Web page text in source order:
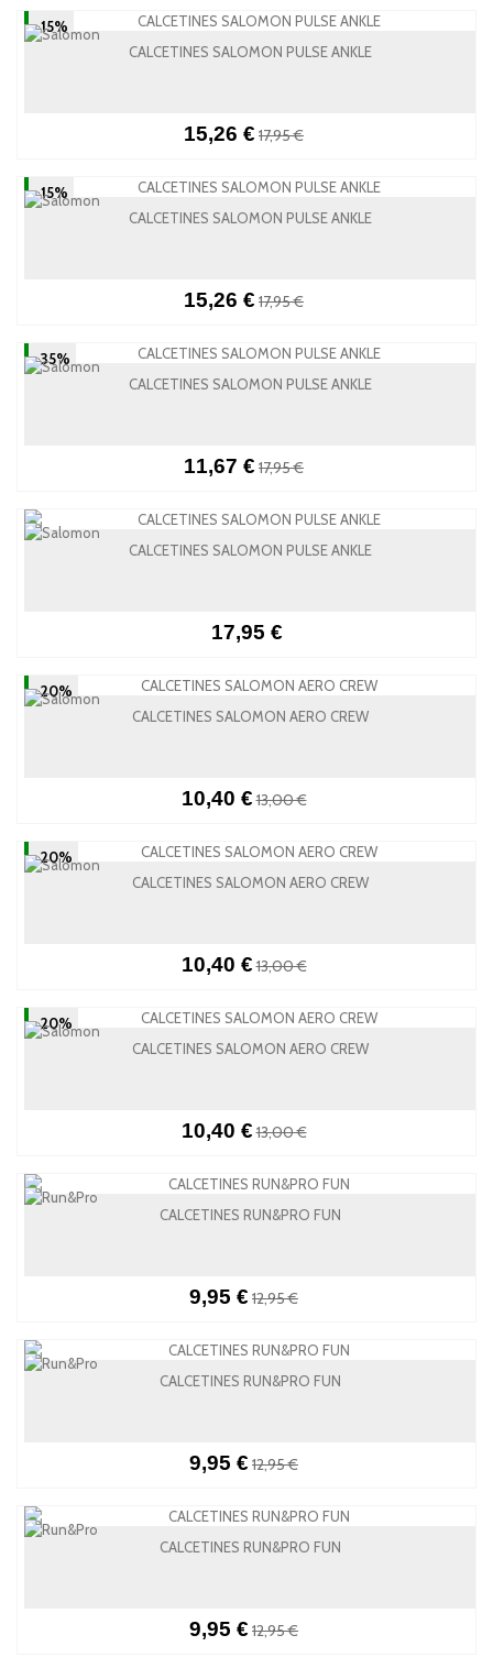
-15%
CALCETINES SALOMON PULSE ANKLE
15,26 € 17,95 €
-15%
CALCETINES SALOMON PULSE ANKLE
15,26 € 17,95 €
-35%
CALCETINES SALOMON PULSE ANKLE
11,67 € 17,95 €
CALCETINES SALOMON PULSE ANKLE
17,95 €
-20%
CALCETINES SALOMON AERO CREW
10,40 €13,00 €
-20%
CALCETINES SALOMON AERO CREW
10,40 €13,00 €
-20%
CALCETINES SALOMON AERO CREW
10,40 €13,00 €
CALCETINES RUN&PRO FUN
9,95 € 12,95 €
CALCETINES RUN&PRO FUN
9,95 € 12,95 €
CALCETINES RUN&PRO FUN
9,95 € 12,95 €